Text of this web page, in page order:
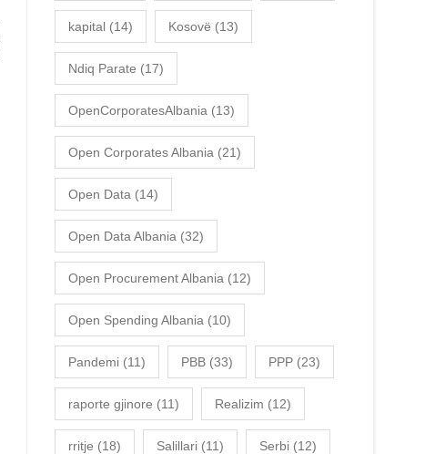
kapital (14) Kosovë (13)
Ndiq Parate (17)
OpenCorporatesAlbania (13)
Open Corporates Albania (21)
Open Data (14)
Open Data Albania (32)
Open Procurement Albania (12)
Open Spending Albania (10)
Pandemi (11) PBB (33) PPP (23)
raporte gjinore (11) Realizim (12)
rritje (18) Salillari (11) Serbi (12)